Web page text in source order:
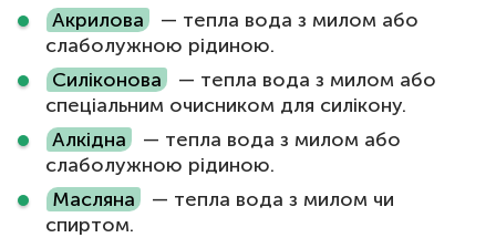
Акрилова
— тепла вода з милом або
слаболужною рідиною.
Силіконова
— тепла вода з милом або
спеціальним очисником для силікону.
Алкідна
— тепла вода з милом або
слаболужною рідиною.
Масляна
— тепла вода з милом чи
спиртом.